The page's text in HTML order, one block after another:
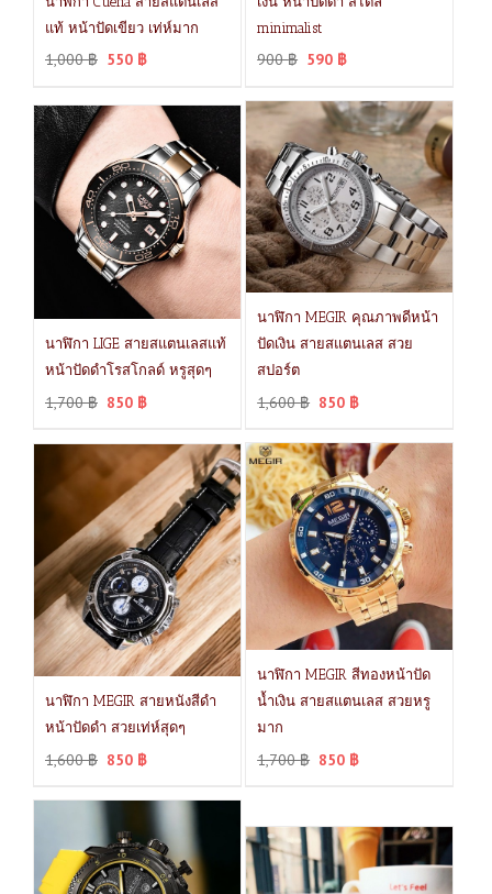
แท้ หน้าปัดเขียว เท่ห์มาก
1,000฿ 550 ฿
minimalist
900฿ 590 ฿
นาฬิกา LIGE สายสแตนเลสแท้
หน้าปัดดำโรสโกลด์ หรูสุดๆ
1,700฿ 850 ฿
นาฬิกา MEGIR คุณภาพดีหน้า
ปัดเงิน สายสแตนเลส สวย
สปอร์ต
1,600฿ 850 ฿
นาฬิกา MEGIR สายหนังสีดำ
หน้าปัดดำ สวยเท่ห์สุดๆ
1,600฿ 850 ฿
นาฬิกา MEGIR สีทองหน้าปัด
น้ำเงิน สายสแตนเลส สวยหรู
มาก
1,700฿ 850 ฿